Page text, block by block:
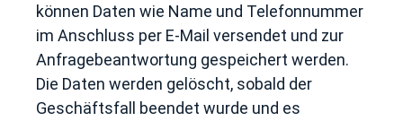
können Daten wie Name und Telefonnummer
im Anschluss per E-Mail versendet und zur
Anfragebeantwortung gespeichert werden.
Die Daten werden gelöscht, sobald der
Geschäftsfall beendet wurde und es